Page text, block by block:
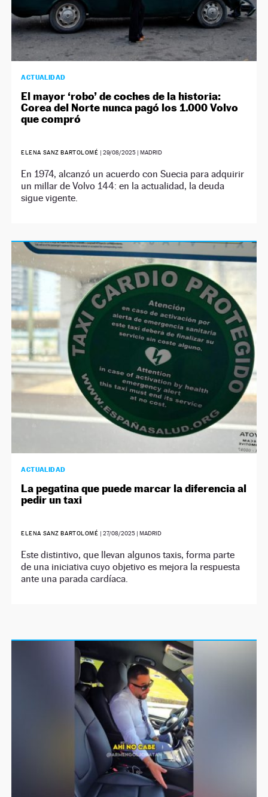
ACTUALIDAD
El mayor ‘robo’ de coches de la historia:
Corea del Norte nunca pagó los 1.000 Volvo
que compró
ELENA SANZ BARTOLOMÉ | 29/08/2025| MADRID
En 1974, alcanzó un acuerdo con Suecia para adquirir
un millar de Volvo 144: en la actualidad, la deuda
sigue vigente.
ACTUALIDAD
La pegatina que puede marcar la diferencia al
pedir un taxi
ELENA SANZ BARTOLOMÉ | 27/08/2025| MADRID
Este distintivo, que llevan algunos taxis, forma parte
de una iniciativa cuyo objetivo es mejora la respuesta
ante una parada cardíaca.